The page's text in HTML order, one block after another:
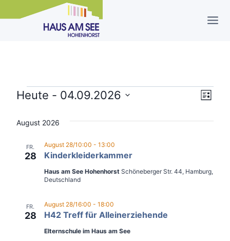
Inhalt
Veranstaltungen Liste
Heute - 04.09.2026
wählen.
August 2026
FR.
28 Kinderkleiderkammer
August 28/10:00 - 13:00
Haus am See Hohenhorst Schöneberger Str. 44, Hamburg,
Deutschland
FR.
28 H42 Treff für Alleinerziehende
August 28/16:00 - 18:00
Elternschule im Haus am See